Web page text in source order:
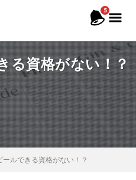
5
る資格がない！？
ールできる資格がない！？